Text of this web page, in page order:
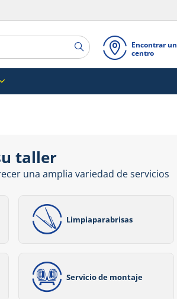
Encontrar un
centro
taller
una amplia variedad de servicios
Limpiaparabrisas
Servicio de montaje